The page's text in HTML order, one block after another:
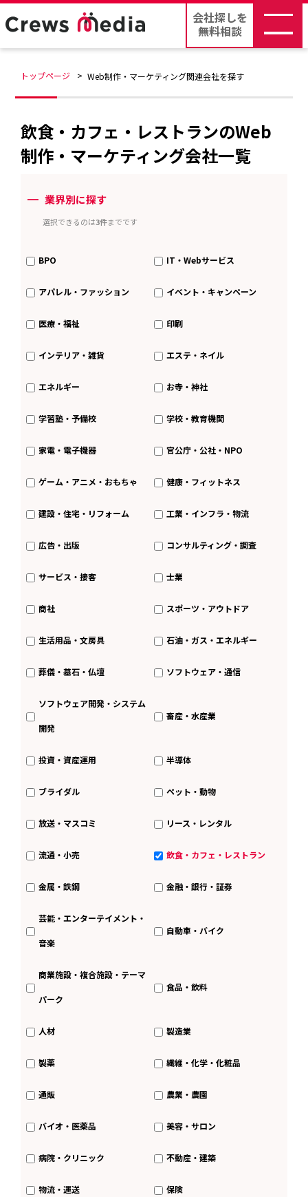
会社探しを
無料相談
トップページ Web制作・マーケティング関連会社を探す
飲食・カフェ・レストランのWeb
制作・マーケティング会社一覧
ー 業界別に探す
選択できるのは3件までです
BPO IT・Webサービス
アパレル・ファッション イベント・キャンペーン
医療・福祉 印刷
インテリア・雑貨 エステ・ネイル
エネルギー お寺・神社
学習塾・予備校 学校・教育機関
家電・電子機器 官公庁・公社・NPO
ゲーム・アニメ・おもちゃ 健康・フィットネス
建設・住宅・リフォーム 工業・インフラ・物流
広告・出版 コンサルティング・調査
サービス・接客 士業
商社 スポーツ・アウトドア
生活用品・文房具 石油・ガス・エネルギー
葬儀・墓石・仏壇 ソフトウェア・通信
ソフトウェア開発・システム
開発
畜産・水産業
投資・資産運用 半導体
ブライダル ペット・動物
放送・マスコミ リース・レンタル
流通・小売 飲食・カフェ・レストラン
金属・鉄鋼 金融・銀行・証券
芸能・エンターテイメント・
音楽
自動車・バイク
商業施設・複合施設・テーマ
パーク
食品・飲料
人材 製造業
製薬 繊維・化学・化粧品
通販 農業・農園
バイオ・医薬品 美容・サロン
病院・クリニック 不動産・建築
物流・運送 保険